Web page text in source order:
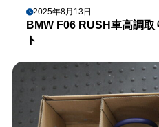
2025年8月13日
BMW F06 RUSH車高調
ト